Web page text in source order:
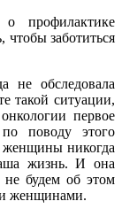
профилактике
чтобы заботиться
не обследовала
такой ситуации,
первое
поводу этого
женщины никогда
жизнь. И она
будем об этом
женщинами.